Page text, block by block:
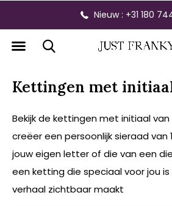
Gratis verzending vanaf €
Kettingen met
Bekijk de kettingen met initiaal van
creëer een persoonlijk sieraad van
jouw eigen letter of die van een
een ketting die speciaal voor jou
verhaal zichtbaar maakt